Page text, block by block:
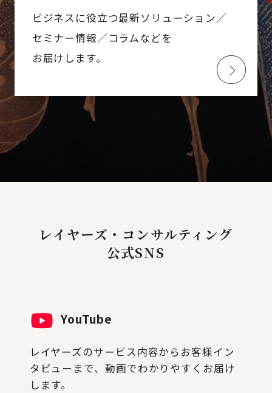
ビジネスに役立つ最新ソリューション／
セミナー情報／コラムなどを
お届けします。
レイヤーズ・コンサルティング
公式SNS
YouTube
レイヤーズのサービス内容からお客様イン
タビューまで、動画でわかりやすくお届け
します。